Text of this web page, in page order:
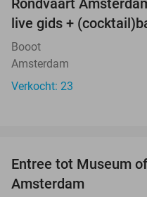
TODAY
Rondvaart
live gids +
Booot
Amsterdam
Verkocht: 23
Entree tot Museum
Amsterdam